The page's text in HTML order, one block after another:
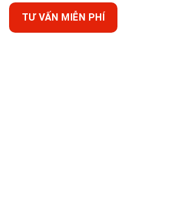
TƯ VẤN MIỄN PHÍ